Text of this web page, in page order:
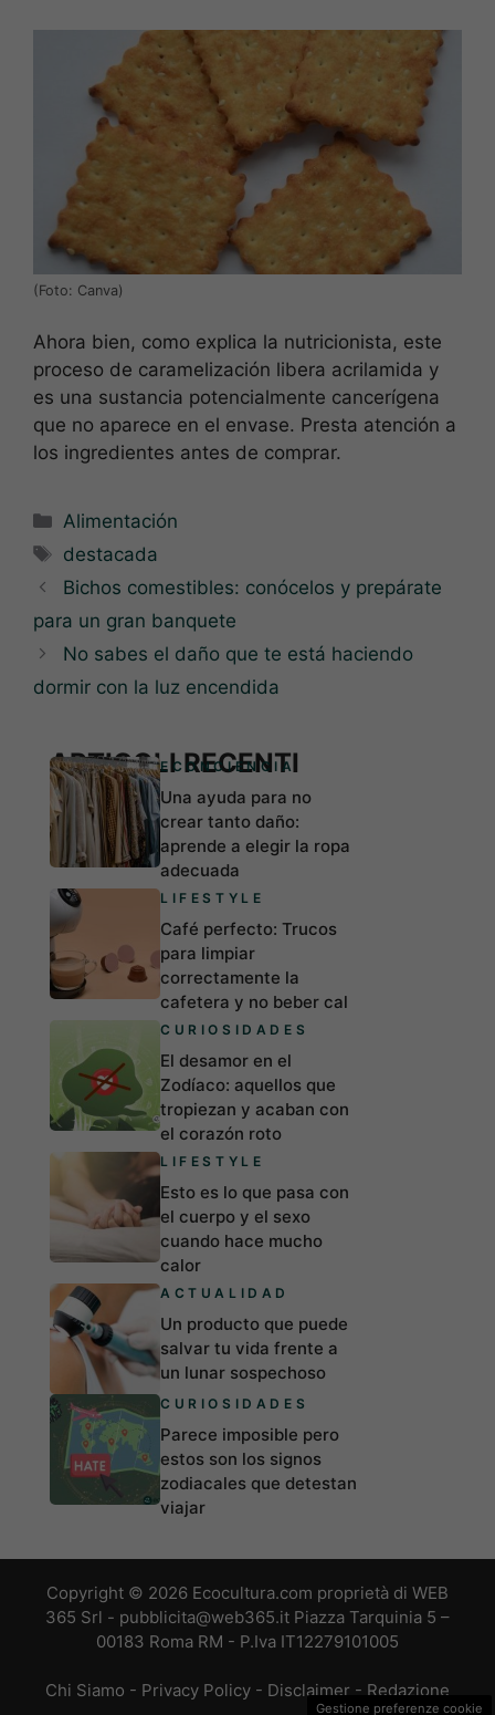
(Foto: Canva)
Ahora bien, como explica la nutricionista, este
proceso de caramelización libera acrilamida y
es una sustancia potencialmente cancerígena
que no aparece en el envase. Presta atención a
los ingredientes antes de comprar.
Categorías
Alimentación
Etiquetas
destacada
Bichos comestibles: conócelos y prepárate
para un gran banquete
No sabes el daño que te está haciendo
dormir con la luz encendida
ARTICOLI RECENTI
ECONCIENCIA
Una ayuda para no
crear tanto daño:
aprende a elegir la ropa
adecuada
LIFESTYLE
Café perfecto: Trucos
para limpiar
correctamente la
cafetera y no beber cal
CURIOSIDADES
El desamor en el
Zodíaco: aquellos que
tropiezan y acaban con
el corazón roto
LIFESTYLE
Esto es lo que pasa con
el cuerpo y el sexo
cuando hace mucho
calor
ACTUALIDAD
Un producto que puede
salvar tu vida frente a
un lunar sospechoso
CURIOSIDADES
Parece imposible pero
estos son los signos
zodiacales que detestan
viajar
Copyright © 2026 Ecocultura.com proprietà di WEB
365 Srl - pubblicita@web365.it Piazza Tarquinia 5 –
00183 Roma RM - P.Iva IT12279101005
Chi Siamo - Privacy Policy - Disclaimer - Redazione
Gestione preferenze cookie